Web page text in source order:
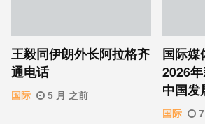
王毅同伊朗外长阿拉格齐
通电话
国际 5 月 之前
国际媒
2026
中国发
国际